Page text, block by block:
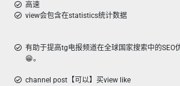
高速
view会包含在statistics统计数据
有助于提高tg电报频道在全球国家搜索中的
😁。
channel post【可以】买view like